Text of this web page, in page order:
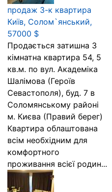
продаж 3-к квартира
Київ, Солом`янський,
57000 $
Продається затишна 3
кімнатна квартира 54, 5
кв.м. по вул. Академіка
Шалімова (Героїв
Севастополя), буд. 7 в
Соломянському районі
м. Києва (Правий берег)
Квартира облаштована
всім необхідним для
комфортного
проживання всієї родин...